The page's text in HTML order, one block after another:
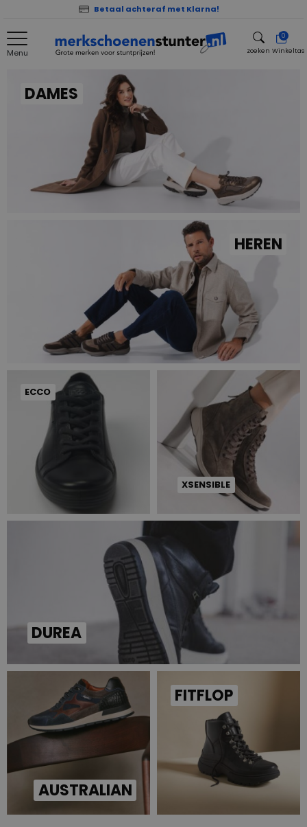
Betaal achteraf met Klarna!
Menu zoeken
0
Winkeltas
DAMES
HEREN
ECCO
XSENSIBLE
DUREA
AUSTRALIAN
FITFLOP